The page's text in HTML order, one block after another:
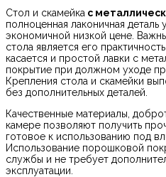
Стол и скамейка с
полноценная лаконичная
экономичной низкой цене.
стола является его
касается и простой лавки с
покрытие при должном уходе
Крепления стола и скамейки
без дополнительных деталей.
Качественные материалы,
камере позволяют получить
готовое к использованию под
Использование порошковой
службы и не требует
эксплуатации.